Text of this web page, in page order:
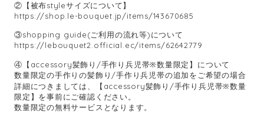
②【被布styleサイズについて】
https://shop.le-bouquet.jp/items/143670685
③shopping guide(ご利用の流れ等)について
https://lebouquet2.official.ec/items/62642779
④【accessory髪飾り/手作り兵児帯※数量限定】について
数量限定の手作りの髪飾り/手作り兵児帯の追加をご希望の場合
詳細につきましては、【accessory髪飾り/手作り兵児帯※数量
限定】を事前にご確認ください。
数量限定の無料サービスとなります。